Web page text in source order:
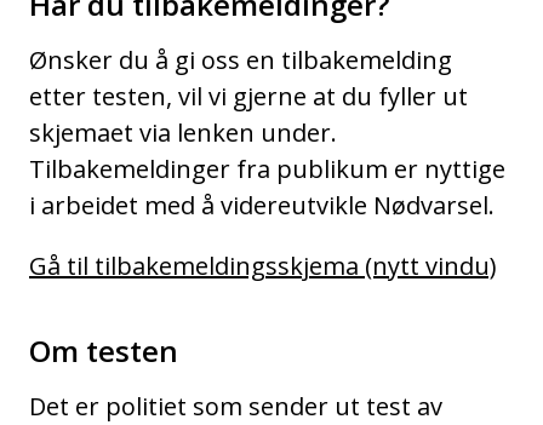
Ønsker du å gi oss en tilbakemelding
etter testen, vil vi gjerne at du fyller ut
skjemaet via lenken under.
Tilbakemeldinger fra publikum er nyttige
i arbeidet med å videreutvikle Nødvarsel.
Gå til tilbakemeldingsskjema (nytt vindu)
Om testen
Det er politiet som sender ut test av